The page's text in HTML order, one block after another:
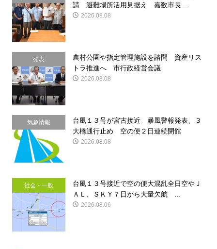
請
請 避難場所活用見据え 嘉数市長...
2026.08.08
発表
農村公園や指定管理施設を諮問 資産リス
トラ推進へ 市行政経営会議
2026.08.08
気象情報
台風１３号が宮古接近 暴風警報発表、３
大橋通行止め 空の便２日連続閉館
2026.08.08
社会・一般
台風１３号接近で空の便大混乱全日空やＪ
ＡＬ、ＳＫＹ７日から大量欠航 ...
2026.08.06